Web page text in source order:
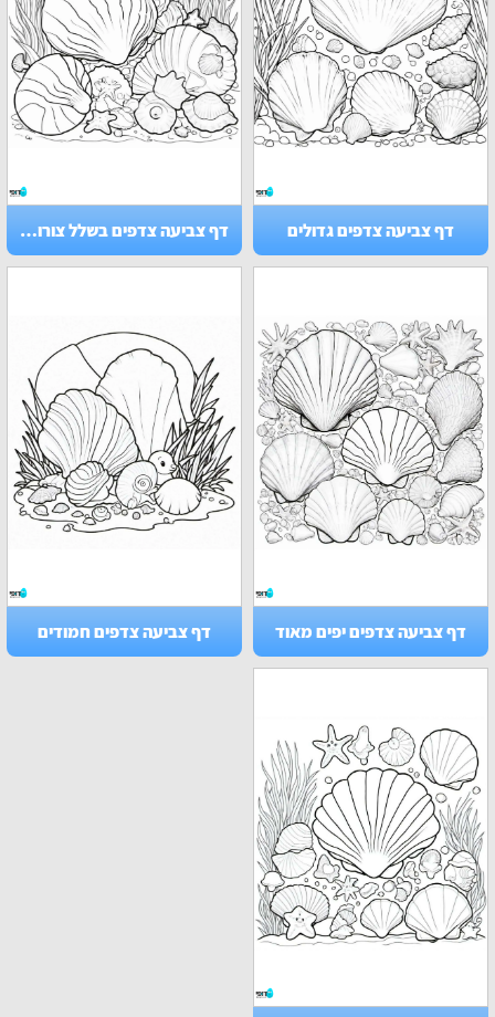
דף צביעה צדפים גדולים דף צביעה צדפים בשלל צורות וגדלים
דף צביעה צדפים יפים מאוד דף צביעה צדפים חמודים